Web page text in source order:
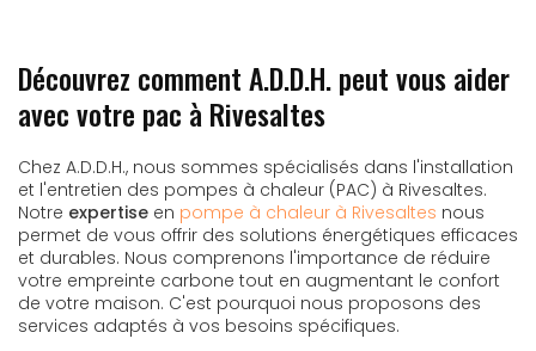
Découvrez comment A.D.D.H. peut vous aider
avec votre pac à Rivesaltes
Chez A.D.D.H., nous sommes spécialisés dans l'installation
et l'entretien des pompes à chaleur (PAC) à Rivesaltes.
Notre expertise en pompe à chaleur à Rivesaltes nous
permet de vous offrir des solutions énergétiques efficaces
et durables. Nous comprenons l'importance de réduire
votre empreinte carbone tout en augmentant le confort
de votre maison. C'est pourquoi nous proposons des
services adaptés à vos besoins spécifiques.